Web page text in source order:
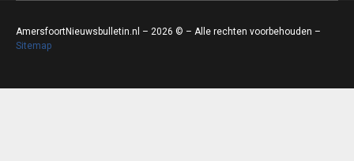
AmersfoortNieuwsbulletin.nl – 2026 © – Alle rechten voorbehouden –
Sitemap